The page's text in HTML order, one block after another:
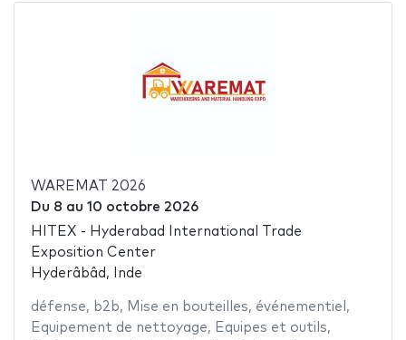
WAREMAT 2026
Du 8 au 10 octobre 2026
HITEX - Hyderabad International Trade
Exposition Center
Hyderâbâd, Inde
défense, b2b, Mise en bouteilles, événementiel ,
Equipement de nettoyage, Equipes et outils,